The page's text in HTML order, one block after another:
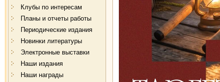
Клубы по интересам
Планы и отчеты работы
Периодические издания
Новинки литературы
Электронные выставки
Наши издания
Наши награды